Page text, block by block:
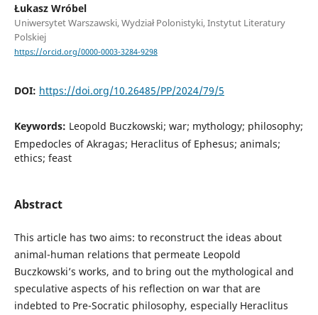
Łukasz Wróbel
Uniwersytet Warszawski, Wydział Polonistyki, Instytut Literatury
Polskiej
https://orcid.org/0000-0003-3284-9298
DOI: https://doi.org/10.26485/PP/2024/79/5
Keywords: Leopold Buczkowski; war; mythology; philosophy;
Empedocles of Akragas; Heraclitus of Ephesus; animals;
ethics; feast
Abstract
This article has two aims: to reconstruct the ideas about
animal-human relations that permeate Leopold
Buczkowski’s works, and to bring out the mythological and
speculative aspects of his reflection on war that are
indebted to Pre-Socratic philosophy, especially Heraclitus